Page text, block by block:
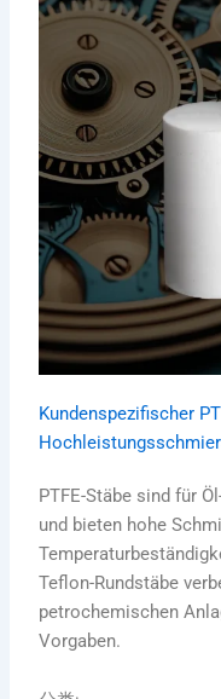
Kundenspezifischer
PTFE-Stäbe sind für
und bieten hohe
Teflon-Rundstäbe
petrochemischen
Vorgaben.